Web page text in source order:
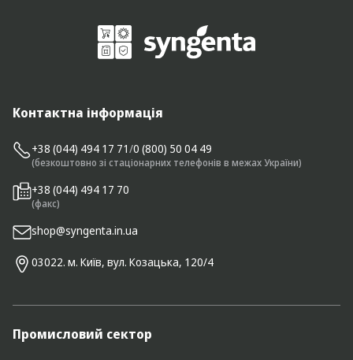
Контактна інформація
+38 (044) 494 17 71/0 (800) 50 04 49
(безкоштовно зі стаціонарних телефонів в межах України)
+38 (044) 494 17 70
(факс)
shop@syngenta.in.ua
03022. м. Київ, вул. Козацька, 120/4
Промисловий сектор